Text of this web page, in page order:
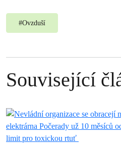
#Ovzduší
Související